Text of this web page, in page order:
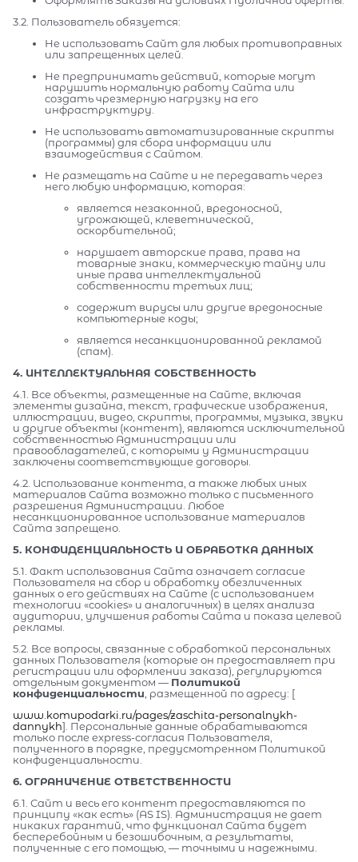
3.2. Пользователь обязуется:
Не использовать Сайт для любых противоправных
или запрещенных целей.
Не предпринимать действий, которые могут
нарушить нормальную работу Сайта или
создать чрезмерную нагрузку на его
инфраструктуру.
Не использовать автоматизированные скрипты
(программы) для сбора информации или
взаимодействия с Сайтом.
Не размещать на Сайте и не передавать через
него любую информацию, которая:
является незаконной, вредоносной,
угрожающей, клеветнической,
оскорбительной;
нарушает авторские права, права на
товарные знаки, коммерческую тайну или
иные права интеллектуальной
собственности третьих лиц;
содержит вирусы или другие вредоносные
компьютерные коды;
является несанкционированной рекламой
(спам).
4. ИНТЕЛЛЕКТУАЛЬНАЯ СОБСТВЕННОСТЬ
4.1. Все объекты, размещенные на Сайте, включая
элементы дизайна, текст, графические изображения,
иллюстрации, видео, скрипты, программы, музыка, звуки
и другие объекты (контент), являются исключительной
собственностью Администрации или
правообладателей, с которыми у Администрации
заключены соответствующие договоры.
4.2. Использование контента, а также любых иных
материалов Сайта возможно только с письменного
разрешения Администрации. Любое
несанкционированное использование материалов
Сайта запрещено.
5. КОНФИДЕНЦИАЛЬНОСТЬ И ОБРАБОТКА ДАННЫХ
5.1. Факт использования Сайта означает согласие
Пользователя на сбор и обработку обезличенных
данных о его действиях на Сайте (с использованием
технологии «cookies» и аналогичных) в целях анализа
аудитории, улучшения работы Сайта и показа целевой
рекламы.
5.2. Все вопросы, связанные с обработкой персональных
данных Пользователя (которые он предоставляет при
регистрации или оформлении заказа), регулируются
отдельным документом — Политикой
конфиденциальности, размещенной по адресу: [
www.komupodarki.ru/pages/zaschita-personalnykh-
dannykh]. Персональные данные обрабатываются
только после express-согласия Пользователя,
полученного в порядке, предусмотренном Политикой
конфиденциальности.
6. ОГРАНИЧЕНИЕ ОТВЕТСТВЕННОСТИ
6.1. Сайт и весь его контент предоставляются по
принципу «как есть» (AS IS). Администрация не дает
никаких гарантий, что функционал Сайта будет
бесперебойным и безошибочным, а результаты,
полученные с его помощью, — точными и надежными.